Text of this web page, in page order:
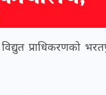
प्राधिकरणको